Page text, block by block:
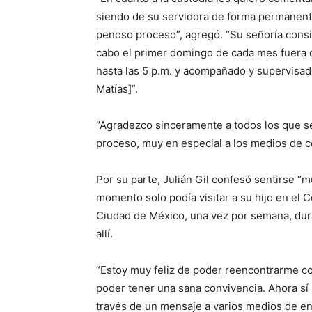
siendo de su servidora de forma
penoso proceso”, agregó. “Su señoría
cabo el primer domingo de cada mes
hasta las 5 p.m. y acompañado y
Matías]”.
“Agradezco sinceramente a todos los que
proceso, muy en especial a los medios de
Por su parte, Julián Gil confesó sentirse
momento solo podía visitar a su hijo en el
Ciudad de México, una vez por semana,
allí.
“Estoy muy feliz de poder reencontrarme
poder tener una sana convivencia. Ahora
través de un mensaje a varios medios de